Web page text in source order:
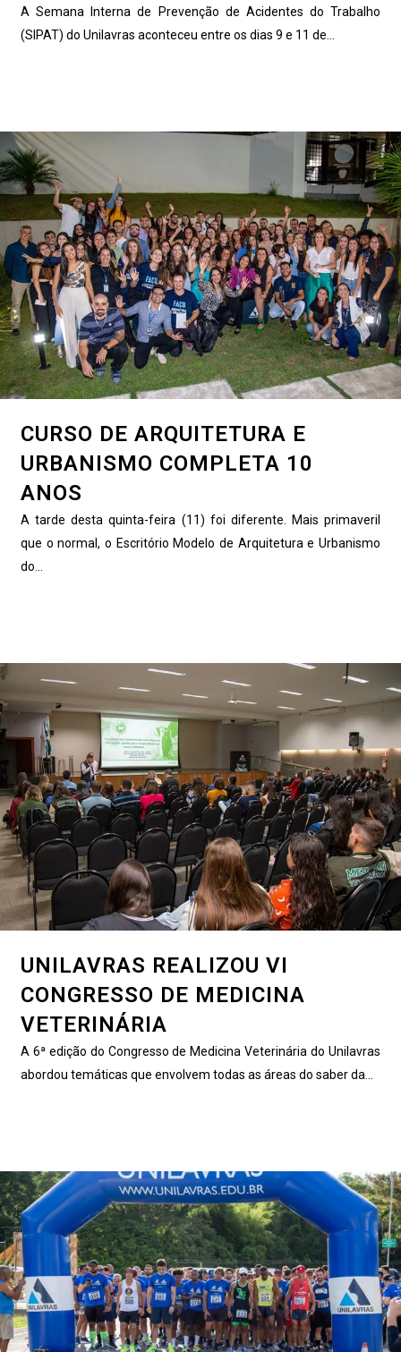
A Semana Interna de Prevenção de Acidentes do Trabalho
(SIPAT) do Unilavras aconteceu entre os dias 9 e 11 de...
CURSO DE ARQUITETURA E
URBANISMO COMPLETA 10
ANOS
A tarde desta quinta-feira (11) foi diferente. Mais primaveril
que o normal, o Escritório Modelo de Arquitetura e Urbanismo
do...
UNILAVRAS REALIZOU VI
CONGRESSO DE MEDICINA
VETERINÁRIA
A 6ª edição do Congresso de Medicina Veterinária do Unilavras
abordou temáticas que envolvem todas as áreas do saber da...